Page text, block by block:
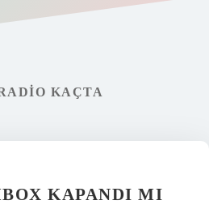
KAÇTA
KAPANDI MI